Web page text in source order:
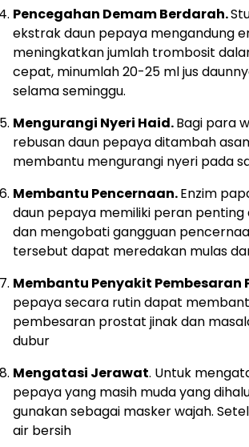
Pencegahan Demam Berdarah.
ekstrak daun pepaya mengandung
meningkatkan jumlah trombosit
cepat, minumlah 20-25 ml jus
selama seminggu.
Mengurangi Nyeri Haid.Bagi para
rebusan daun pepaya ditambah
membantu mengurangi nyeri pada
Membantu Pencernaan.Enzim
daun pepaya memiliki peran
dan mengobati gangguan
tersebut dapat meredakan mulas
Membantu Penyakit Pembesaran
pepaya secara rutin dapat
pembesaran prostat jinak dan
dubur
Mengatasi Jerawat. Untuk
pepaya yang masih muda yang
gunakan sebagai masker wajah.
air bersih